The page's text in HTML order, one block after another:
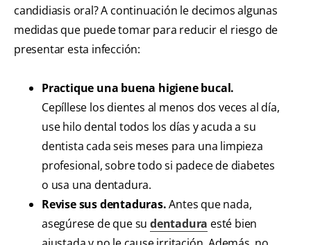
candidiasis oral? A continuación le decimos algunas
medidas que puede tomar para reducir el riesgo de
presentar esta infección:
Practique una buena higiene bucal.
Cepíllese los dientes al menos dos veces al día,
use hilo dental todos los días y acuda a su
dentista cada seis meses para una limpieza
profesional, sobre todo si padece de diabetes
o usa una dentadura.
Revise sus dentaduras.Antes que nada,
asegúrese de que sudentadura esté bien